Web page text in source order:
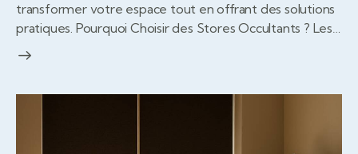
transformer votre espace tout en offrant des solutions
pratiques. Pourquoi Choisir des Stores Occultants ? Les…